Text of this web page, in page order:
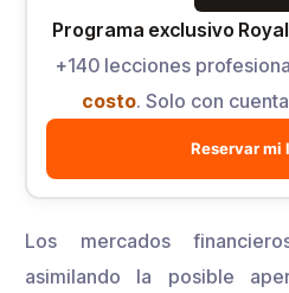
Programa exclusivo
+140 lecciones
costo. Solo con
Reservar mi
Los mercados
asimilando la posible